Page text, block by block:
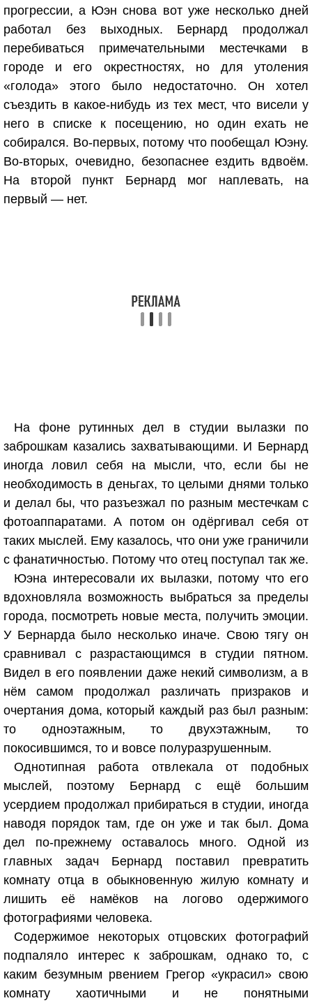
прогрессии, а Юэн снова вот уже несколько дней
работал без выходных. Бернард продолжал
перебиваться примечательными местечками в
городе и его окрестностях, но для утоления
«голода» этого было недостаточно. Он хотел
съездить в какое-нибудь из тех мест, что висели у
него в списке к посещению, но один ехать не
собирался. Во-первых, потому что пообещал Юэну.
Во-вторых, очевидно, безопаснее ездить вдвоём.
На второй пункт Бернард мог наплевать, на
первый — нет.
На фоне рутинных дел в студии вылазки по
заброшкам казались захватывающими. И Бернард
иногда ловил себя на мысли, что, если бы не
необходимость в деньгах, то целыми днями только
и делал бы, что разъезжал по разным местечкам с
фотоаппаратами. А потом он одёргивал себя от
таких мыслей. Ему казалось, что они уже граничили
с фанатичностью. Потому что отец поступал так же.
Юэна интересовали их вылазки, потому что его
вдохновляла возможность выбраться за пределы
города, посмотреть новые места, получить эмоции.
У Бернарда было несколько иначе. Свою тягу он
сравнивал с разрастающимся в студии пятном.
Видел в его появлении даже некий символизм, а в
нём самом продолжал различать призраков и
очертания дома, который каждый раз был разным:
то одноэтажным, то двухэтажным, то
покосившимся, то и вовсе полуразрушенным.
Однотипная работа отвлекала от подобных
мыслей, поэтому Бернард с ещё большим
усердием продолжал прибираться в студии, иногда
наводя порядок там, где он уже и так был. Дома
дел по-прежнему оставалось много. Одной из
главных задач Бернард поставил превратить
комнату отца в обыкновенную жилую комнату и
лишить её намёков на логово одержимого
фотографиями человека.
Содержимое некоторых отцовских фотографий
подпаляло интерес к заброшкам, однако то, с
каким безумным рвением Грегор «украсил» свою
комнату хаотичными и не понятными